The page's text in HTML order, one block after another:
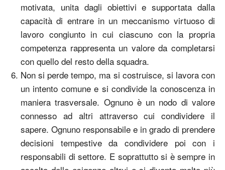
motivata, unita dagli obiettivi e supportata dalla
capacità di entrare in un meccanismo virtuoso di
lavoro congiunto in cui ciascuno con la propria
competenza rappresenta un valore da completarsi
con quello del resto della squadra.
Non si perde tempo, ma si costruisce, si lavora con
un intento comune e si condivide la conoscenza in
maniera trasversale. Ognuno è un nodo di valore
connesso ad altri attraverso cui condividere il
sapere. Ognuno responsabile e in grado di prendere
decisioni tempestive da condividere poi con i
responsabili di settore. E soprattutto si è sempre in